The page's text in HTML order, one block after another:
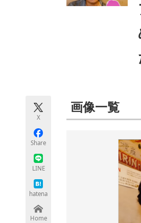
ちょっと気になるネ
X
Share
LINE
hatena
Home
画像一覧